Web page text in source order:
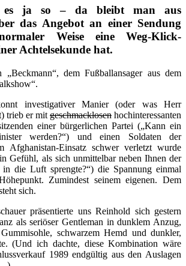
es ja so – da bleibt man aus
das Angebot an einer Sendung
Weise eine Weg-Klick-
Achtelsekunde hat.
dem Fußballansager aus dem
investigativer Manier (oder was Herr
trieb er mit geschmacklosen hochinteressanten
einer bürgerlichen Partei („Kann ein
werden?“) und einen Soldaten der
Afghanistan-Einsatz schwer verletzt wurde
Gefühl, als sich unmittelbar neben Ihnen der
in die Luft sprengte?“) die Spannung einmal
Zumindest seinem eigenen. Dem
sich.
präsentierte uns Reinhold sich gestern
als seriöser Gentleman in dunklem Anzug,
schwarzem Hemd und dunkler,
(Und ich dachte, diese Kombination wäre
1989 endgültig aus den Auslagen